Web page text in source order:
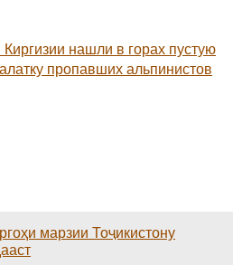
Киргизии нашли в горах пустую
пропавших альпинистов
марзии Тоҷикистону